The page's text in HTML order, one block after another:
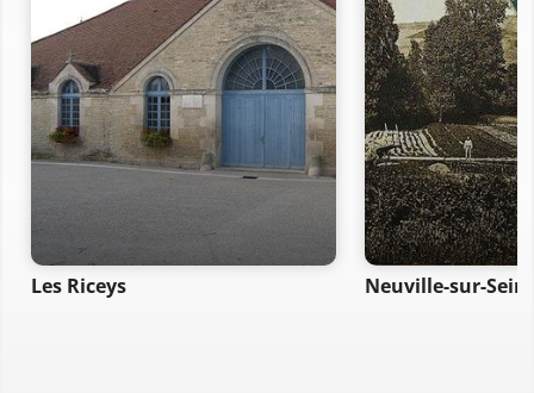
Les Riceys Neuville-sur-